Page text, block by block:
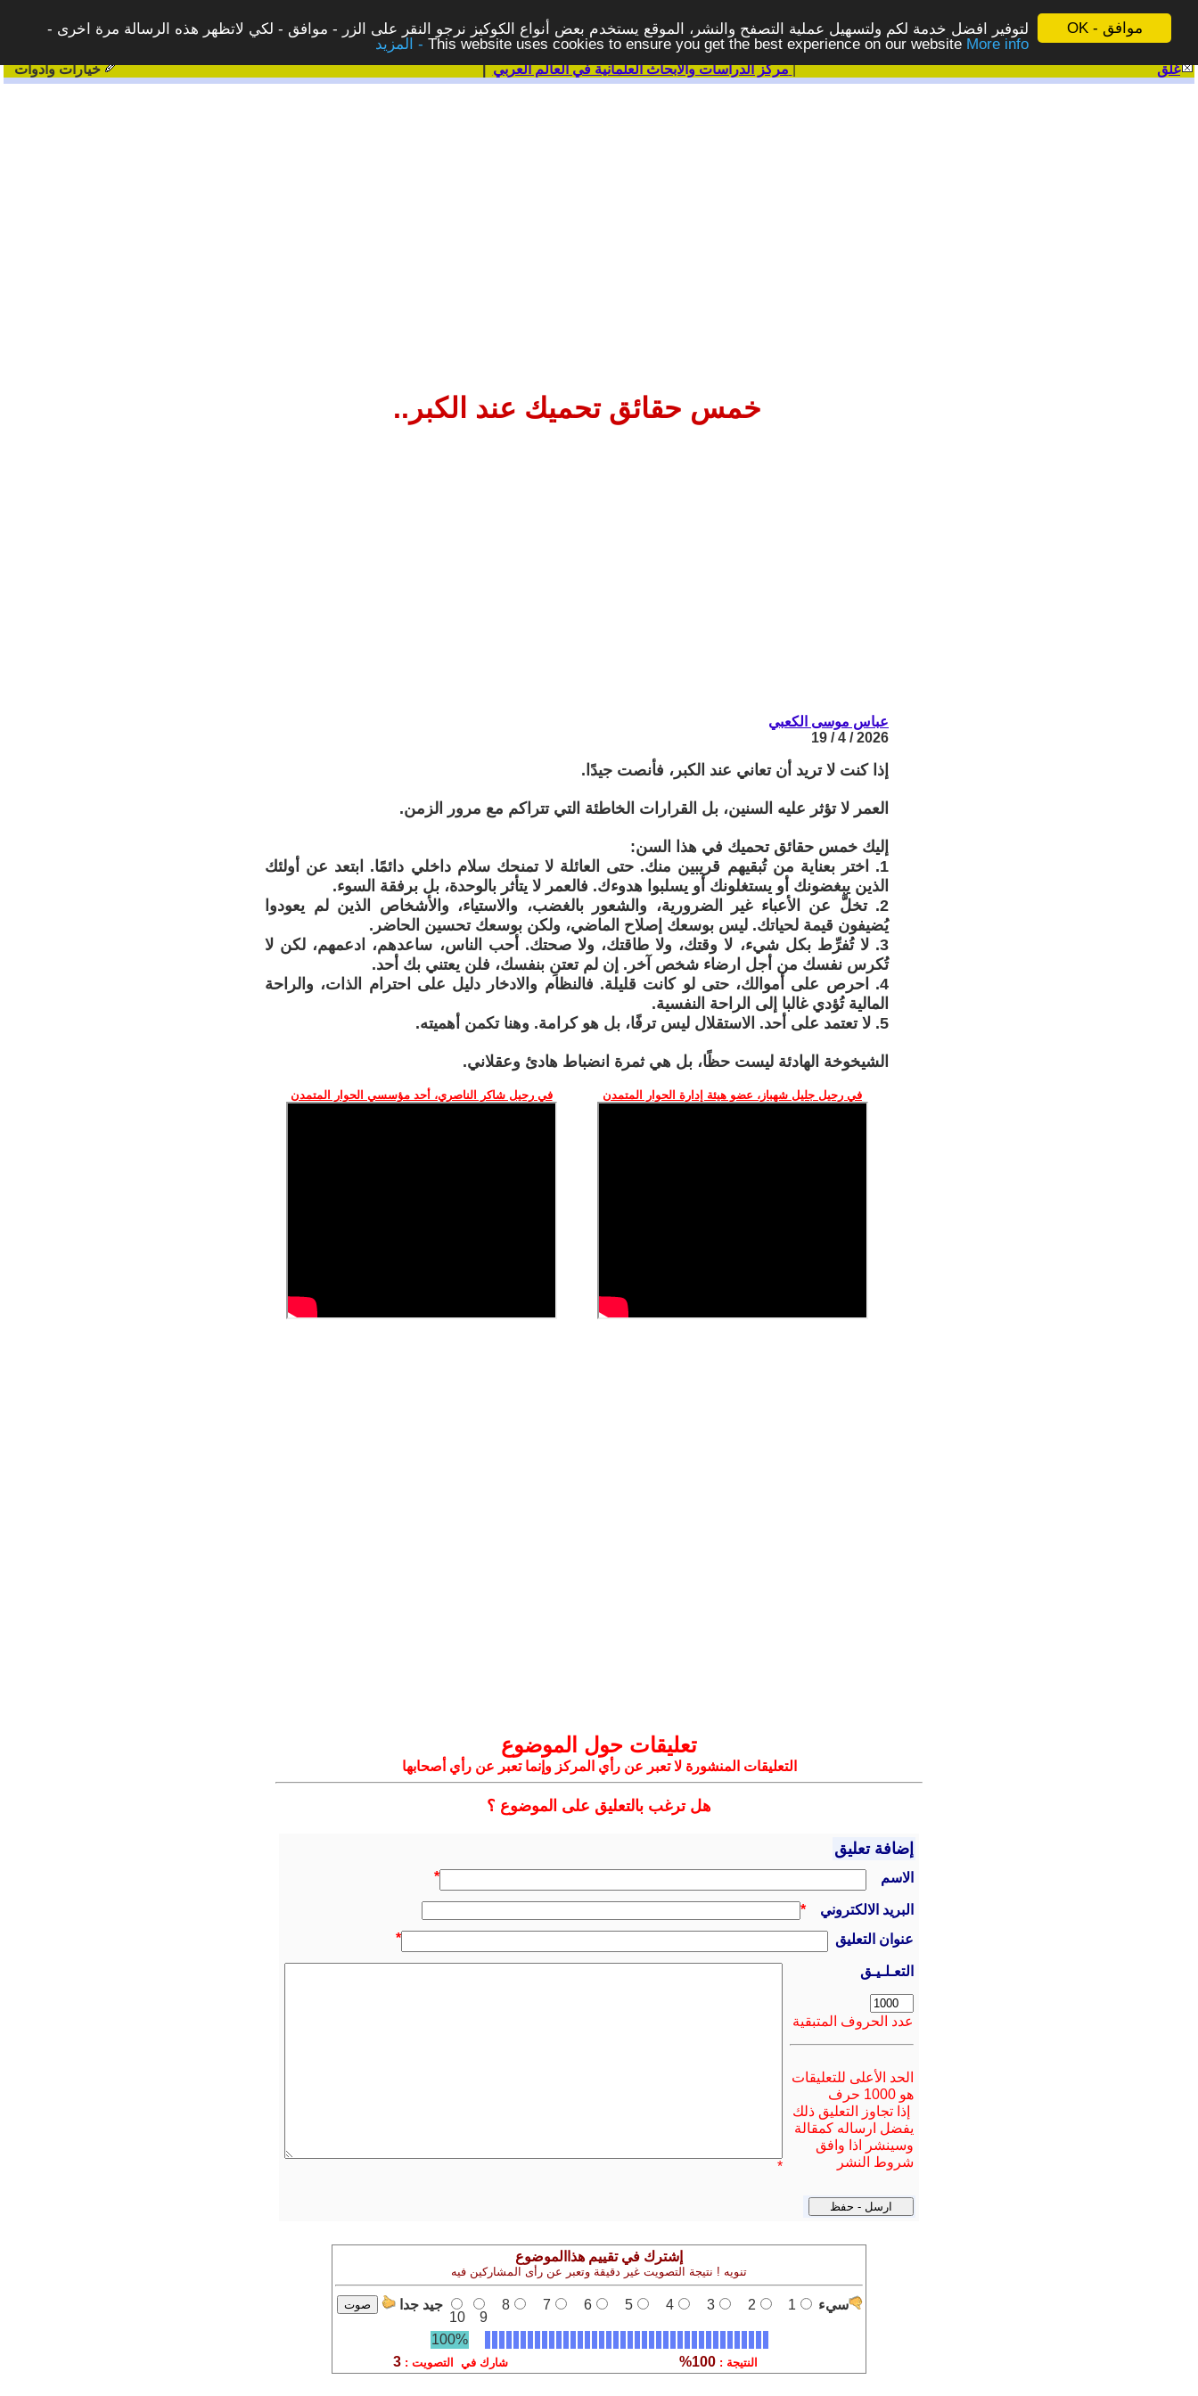
موافق - OK
لتوفير افضل خدمة لكم ولتسهيل عملية التصفح والنشر، الموقع يستخدم بعض أنواع الكوكيز نرجو النقر على الزر - موافق - لكي لاتظهر هذه الرسالة مرة اخرى -
This website uses cookies to ensure you get the best experience on our website More info - المزيد
غلق |مركز الدراسات والابحاث العلمانية في العالم العربي | خيارات وادوات
خمس حقائق تحميك عند الكبر..
عباس موسى الكعبي
2026 / 4 / 19
إذا كنت لا تريد أن تعاني عند الكبر، فأنصت جيدًا.
العمر لا تؤثر عليه السنين، بل القرارات الخاطئة التي تتراكم مع مرور الزمن.
إليك خمس حقائق تحميك في هذا السن:
1. اختر بعناية من تُبقيهم قريبين منك. حتى العائلة لا تمنحك سلام داخلي دائمًا. ابتعد عن أولئك
الذين يبغضونك أو يستغلونك أو يسلبوا هدوءك. فالعمر لا يتأثر بالوحدة، بل برفقة السوء.
2. تخلَّ عن الأعباء غير الضرورية، والشعور بالغضب، والاستياء، والأشخاص الذين لم يعودوا
يُضيفون قيمة لحياتك. ليس بوسعك إصلاح الماضي، ولكن بوسعك تحسين الحاضر.
3. لا تُفرِّط بكل شيء، لا وقتك، ولا طاقتك، ولا صحتك. أحب الناس، ساعدهم، ادعمهم، لكن لا
تُكرس نفسك من أجل ارضاء شخص آخر. إن لم تعتنِ بنفسك، فلن يعتني بك أحد.
4. احرص على أموالك، حتى لو كانت قليلة. فالنظام والادخار دليل على احترام الذات، والراحة
المالية تُؤدي غالبا إلى الراحة النفسية.
5. لا تعتمد على أحد. الاستقلال ليس ترفًا، بل هو كرامة. وهنا تكمن أهميته.
الشيخوخة الهادئة ليست حظًا، بل هي ثمرة انضباط هادئ وعقلاني.
في رحيل جليل شهباز، عضو هيئة إدارة الحوار المتمدن في رحيل شاكر الناصري، أحد مؤسسي الحوار المتمدن
تعليقات حول الموضوع
التعليقات المنشورة لا تعبر عن رأي المركز وإنما تعبر عن رأي أصحابها
هل ترغب بالتعليق على الموضوع ؟
إضافة تعليق
الاسم *
البريد الالكتروني
*
عنوان التعليق
*
التعـلـيـق
عدد الحروف المتبقية
الحد الأعلى للتعليقات
هو 1000 حرف
إذا تجاوز التعليق ذلك
يفضل ارساله كمقالة
وسينشر اذا وافق
شروط النشر
*
إشترك في تقييم هذاالموضوع
تنويه ! نتيجة التصويت غير دقيقة وتعبر عن رأى المشاركين فيه
سيء 1
2
3
4
5
6
7
8
9
10
جيد جدا
100%
النتيجة :100% شارك في التصويت : 3